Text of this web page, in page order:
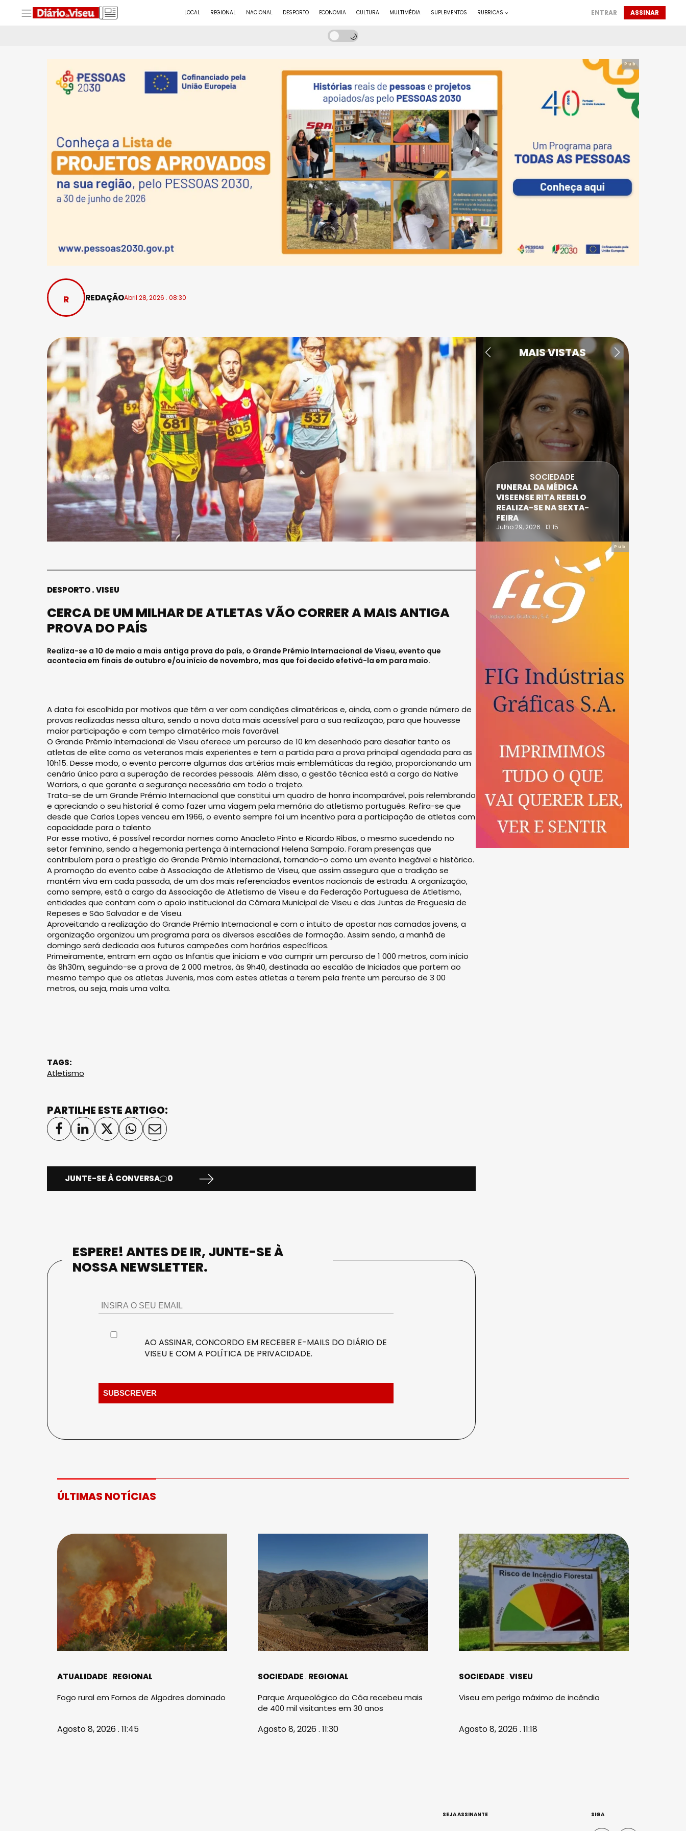
LOCAL REGIONAL NACIONAL DESPORTO ECONOMIA CULTURA MULTIMÉDIA SUPLEMENTOS RUBRICAS ENTRAR ASSINAR
Pub
REDAÇÃOAbril 28, 2026 . 08:30
DESPORTO VISEU
CERCA DE UM MILHAR DE ATLETAS VÃO CORRER A MAIS ANTIGA
PROVA DO PAÍS
Realiza-se a 10 de maio a mais antiga prova do país, o Grande Prémio Internacional de Viseu, evento que
acontecia em finais de outubro e/ou início de novembro, mas que foi decido efetivá-la em para maio.
A data foi escolhida por motivos que têm a ver com condições climatéricas e, ainda, com o grande número de
provas realizadas nessa altura, sendo a nova data mais acessível para a sua realização, para que houvesse
maior participação e com tempo climatérico mais favorável.
O Grande Prémio Internacional de Viseu oferece um percurso de 10 km desenhado para desafiar tanto os
atletas de elite como os veteranos mais experientes e tem a partida para a prova principal agendada para as
10h15. Desse modo, o evento percorre algumas das artérias mais emblemáticas da região, proporcionando um
cenário único para a superação de recordes pessoais. Além disso, a gestão técnica está a cargo da Native
Warriors, o que garante a segurança necessária em todo o trajeto.
Trata-se de um Grande Prémio Internacional que constitui um quadro de honra incomparável, pois relembrando
e apreciando o seu historial é como fazer uma viagem pela memória do atletismo português. Refira-se que
desde que Carlos Lopes venceu em 1966, o evento sempre foi um incentivo para a participação de atletas com
capacidade para o talento
Por esse motivo, é possível recordar nomes como Anacleto Pinto e Ricardo Ribas, o mesmo sucedendo no
setor feminino, sendo a hegemonia pertença à internacional Helena Sampaio. Foram presenças que
contribuíam para o prestígio do Gran­de Prémio Internacional, tornando-o como um evento inegável e histórico.
A promoção do evento cabe à Associação de Atletismo de Viseu, que assim assegura que a tradição se
mantém viva em cada passada, de um dos mais referenciados eventos nacionais de estrada. A organização,
como sempre, está a cargo da Associação de Atletismo de Viseu e da Federação Portuguesa de Atletismo,
entidades que contam com o apoio institucional da Câmara Municipal de Viseu e das Juntas de Freguesia de
Repeses e São Salvador e de Viseu.
Aproveitando a realização do Grande Prémio Internacional e com o intuito de apostar nas camadas jovens, a
organização organizou um programa para os diversos escalões de formação. Assim sendo, a manhã de
domingo será dedicada aos futuros campeões com horários específicos.
Primeiramente, entram em ação os Infantis que iniciam e vão cumprir um percurso de 1 000 metros, com início
às 9h30m, seguindo-se a prova de 2 000 metros, às 9h40, destinada ao escalão de Iniciados que partem ao
mesmo tempo que os atletas Juvenis, mas com estes atletas a terem pela frente um percurso de 3 00
metros, ou seja, mais uma volta.
TAGS:
Atletismo
PARTILHE ESTE ARTIGO:
JUNTE-SE À CONVERSA 0
ESPERE! ANTES DE IR, JUNTE-SE À
NOSSA NEWSLETTER.
AO ASSINAR, CONCORDO EM RECEBER E-MAILS DO DIÁRIO DE
VISEU E COM A POLÍTICA DE PRIVACIDADE.
MAIS VISTAS
SOCIEDADE
FALECEU PAULA ALMEIDA,
JOVEM ENFERMEIRA NO
HOSPITAL DE VISEU
Julho 27, 2026 . 11:00
SOCIEDADE
FUNERAL DA MÉDICA
VISEENSE RITA REBELO
REALIZA-SE NA SEXTA-
FEIRA
Julho 29, 2026 . 13:15
Pub
ÚLTIMAS NOTÍCIAS
ATUALIDADE REGIONAL
Fogo rural em Fornos de Algodres dominado
Agosto 8, 2026 . 11:45
SOCIEDADE REGIONAL
Parque Arqueológico do Côa recebeu mais
de 400 mil visitantes em 30 anos
Agosto 8, 2026 . 11:30
SOCIEDADE VISEU
Viseu em perigo máximo de incêndio
Agosto 8, 2026 . 11:18
SEJA ASSINANTE SIGA